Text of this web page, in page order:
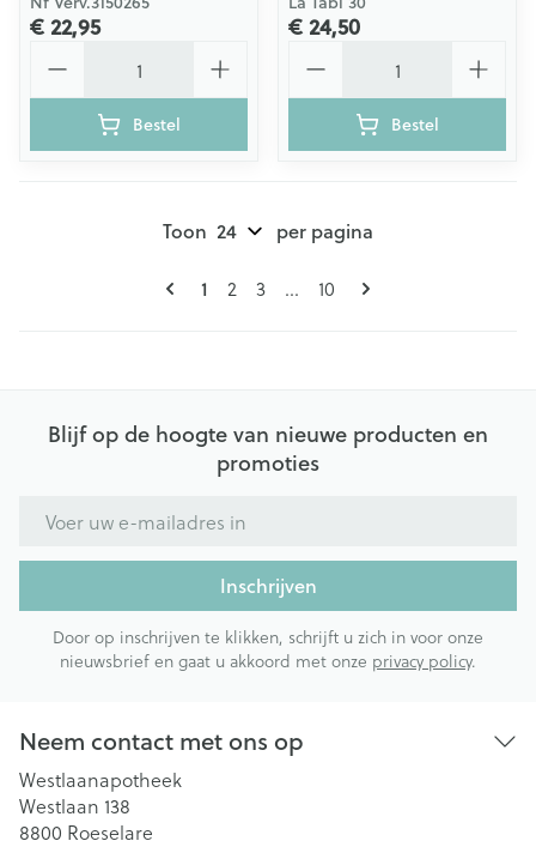
€ 22,95
Bestel
€ 24,50
Bestel
Pagina's
U lees momenteel pagina
1 Pagina
2 Pagina
3 ... Pagina
10
Toon per pagina
Blijf op de hoogte van nieuwe producten en
promoties
Inschrijven
Door op inschrijven te klikken, schrijft u zich in voor onze
nieuwsbrief en gaat u akkoord met onze privacy policy.
Neem contact met ons op
Westlaanapotheek
Westlaan 138
8800 Roeselare